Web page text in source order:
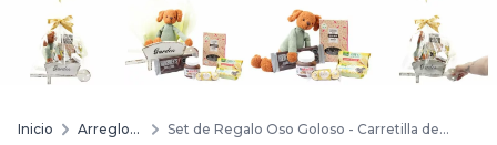
Inicio
Arreglos
Set de Regalo Oso Goloso - Carretilla de